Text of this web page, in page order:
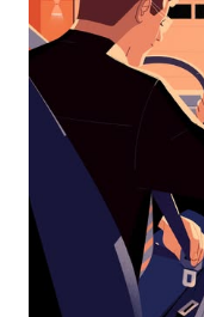
een
datum
te
selecteren.
Druk
Escape
agenda
te
sluiten.